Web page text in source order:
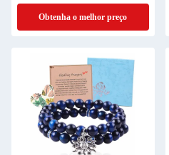
Obtenha o melhor preço